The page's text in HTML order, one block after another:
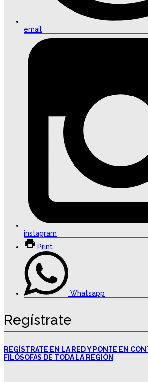
email
instagram
Print
Whatsapp
Regístrate
REGÍSTRATE EN LA RED Y PONTE EN
FILÓSOFAS DE TODA LA REGIÓN